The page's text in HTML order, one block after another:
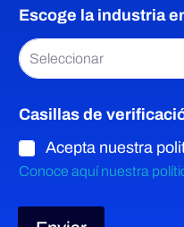
s
o
g
Escoge la industria
Seleccionar
Casillas de
Acepta nuestra
Conoce aquí nuestra